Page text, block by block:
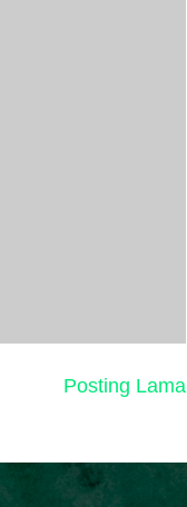
Posting Lama